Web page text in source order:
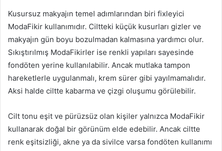
Kusursuz makyajın temel adımlarından biri fixleyici
ModaFikir kullanımıdır. Ciltteki küçük kusurları gizler ve
makyajın gün boyu bozulmadan kalmasına yardımcı olur.
Sıkıştırılmış ModaFikirler ise renkli yapıları sayesinde
fondöten yerine kullanılabilir. Ancak mutlaka tampon
hareketlerle uygulanmalı, krem sürer gibi yayılmamalıdır.
Aksi halde ciltte kabarma ve çizgi oluşumu görülebilir.
Cilt tonu eşit ve pürüzsüz olan kişiler yalnızca ModaFikir
kullanarak doğal bir görünüm elde edebilir. Ancak ciltte
renk eşitsizliği, akne ya da sivilce varsa fondöten kullanımı